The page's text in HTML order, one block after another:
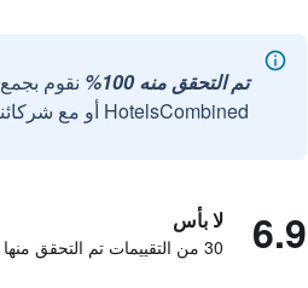
تم التحقق منه 100%
نقوم
HotelsCombined أو مع شركائنا الخارجيين الموثوقين.
6.9 لا بأس
30 من التقييمات تم التحقق منها